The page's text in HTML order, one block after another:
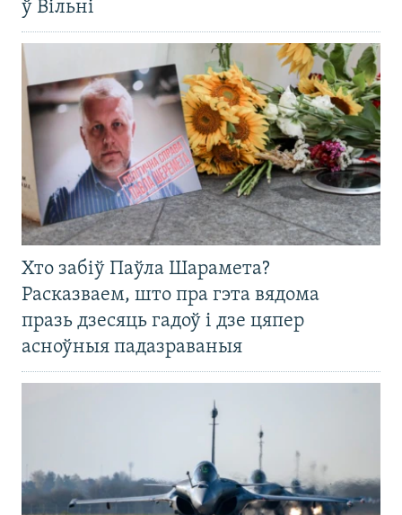
ў Вільні
Хто забіў Паўла Шарамета?
Расказваем, што пра гэта вядома
празь дзесяць гадоў і дзе цяпер
асноўныя падазраваныя